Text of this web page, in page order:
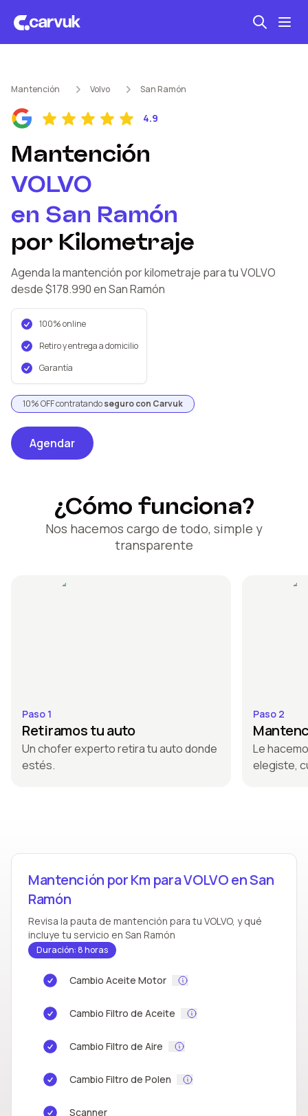
Mantención kilometraje
Revisión técnica
Mantención Volvo San Ramón
4.9
Mantención
VOLVO
en San Ramón
por Kilometraje
Agenda la mantención por kilometraje para tu VOLVO
desde $178.990en San Ramón
100% online
Retiro y entrega a domicilio
Garantía
10% OFF contratandoseguro con Carvuk
Agendar
¿Cómo funciona?
Nos hacemos cargo de todo, simple y
transparente
Paso 1
Retiramos tu auto
Un chofer experto retira tu auto donde
estés.
Paso 2
Le
elegiste,
Mantención por Km para VOLVO en San
Ramón
Revisa la pauta de mantención para tu VOLVO, y qué
incluye tu servicio en San Ramón
Duración: 8 horas
Cambio Aceite Motor
Cambio Filtro de Aceite
Cambio Filtro de Aire
Cambio Filtro de Polen
Scanner